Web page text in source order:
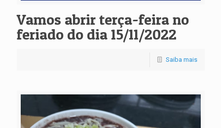
Vamos abrir terça-feira no
feriado do dia 15/11/2022
Saiba mais